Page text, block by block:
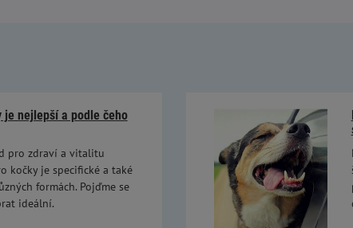
nejlepší a podle čeho
pro zdraví a vitalitu
kočky je specifické a také
formách. Pojďme se
ideální.